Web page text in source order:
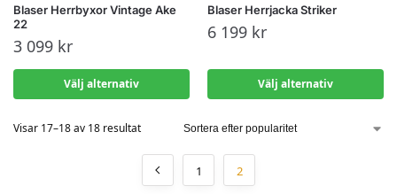
Blaser Herrbyxor Vintage Ake
22
3 099 kr
Välj alternativ
Blaser Herrjacka Striker
6 199 kr
Välj alternativ
Visar 17–18 av 18 resultat
1 2